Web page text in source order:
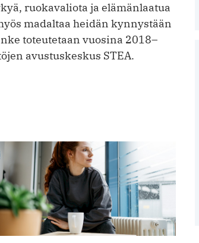
ruokavaliota ja elämänlaatua
madaltaa heidän kynnystään
toteutetaan vuosina 2018–
avustuskeskus STEA.